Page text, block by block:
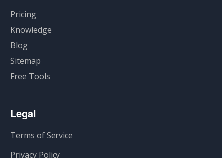
Pricing
Knowledge
Blog
Sitemap
Free Tools
Legal
Terms of Service
Privacy Policy